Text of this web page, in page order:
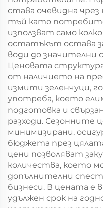
става очевидна
тъй като
използват само
остатъкът остава
води до значителни
Ценовата
от наличието на
измити зеленчуци,
употреба, което
подготовка и
разходи. Сезонните
минимизирани,
бюджета през
цени позволяват
количества, което
допълнителни
бизнеси. В цената е
удължен срок на